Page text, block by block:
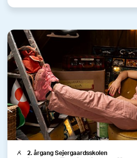
2. årgang Sejergaardsskolen